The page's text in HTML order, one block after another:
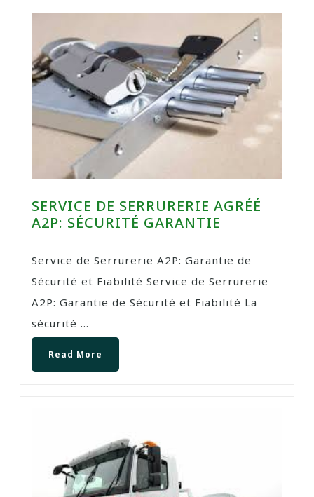
SERVICE DE SERRURERIE AGRÉÉ
A2P: SÉCURITÉ GARANTIE
Service de Serrurerie A2P: Garantie de
Sécurité et Fiabilité Service de Serrurerie
A2P: Garantie de Sécurité et Fiabilité La
sécurité ...
Read More